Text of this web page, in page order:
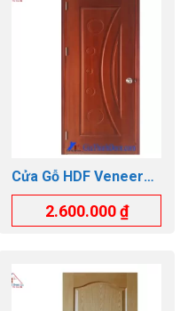
Cửa Gỗ HDF Veneer
GTD.1K-SAPELE
2.600.000₫